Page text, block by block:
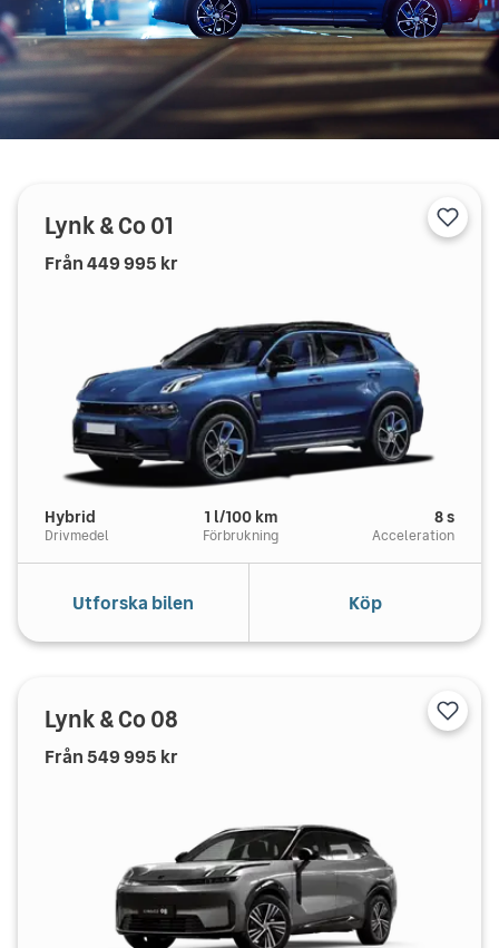
Lynk & Co 01
Från449 995 kr
Hybrid
Drivmedel
1 l/100 km
Förbrukning
8s
Acceleration
Utforska bilen Köp
Lynk & Co 08
Från549 995 kr